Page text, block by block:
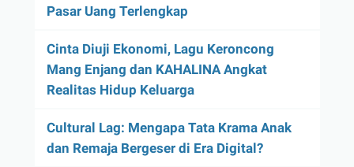
Pasar Uang Terlengkap
Cinta Diuji Ekonomi, Lagu Keroncong
Mang Enjang dan KAHALINA Angkat
Realitas Hidup Keluarga
Cultural Lag: Mengapa Tata Krama Anak
dan Remaja Bergeser di Era Digital?